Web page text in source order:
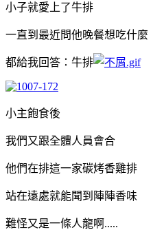
小子就愛上了牛排
一直到最近問他晚餐想吃什麼
都給我回答：牛排
小主飽食後
我們又跟全體人員會合
他們在排這一家碳烤香雞排
站在遠處就能聞到陣陣香味
難怪又是一條人龍啊.....